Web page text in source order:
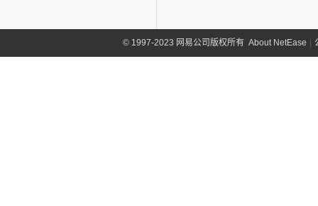
©1997-2023 网易公司版权所有 About NetEase